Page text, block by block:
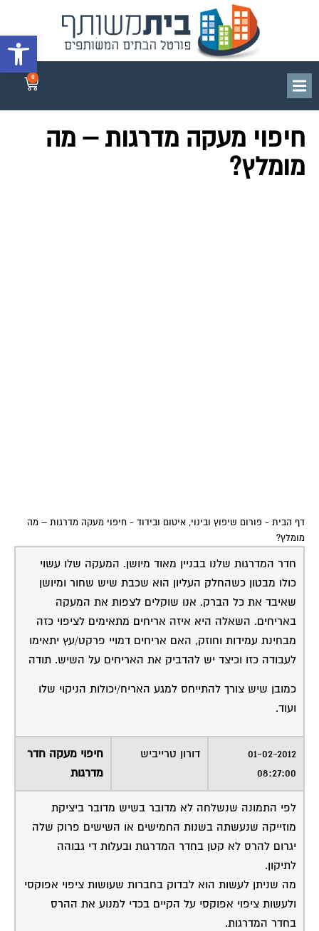
פתח
0
חיפוי מעקה מדרגות – מה
מומלץ?
דף הבית - פורום שיפוץ ובינוי, איטום ובידוד - חיפוי מעקה מדרגות – מה
מומלץ?
חדר המדרגות שלנו בבניין מאוד מיושן. המעקה שלו עשוי
כולו מבטון כשהחלק העליון הוא שכבת שיש שחור ומיושן
שאיבד את כל הברק. אנו שוקלים לצפות את המעקה
באריחים. השאלה היא איזה אריחים מתאימים לציפוי כזה
מבחינת עמידות וחוזק, האם אריחים דמויי פרקט/עץ יתאימו
לעבודה כזו וכיצד יש להדביק את האריחים על השיש. תודה
כמובן שיש צורך להתייחס למגע האריח/יכולות הניקוי שלו
ועוד.
01-02-2012
08:27:00
דורון טרייביש
חיפוי מעקה חדר
מדרגות
לפי התמונה שנשלחה לא מדובר בשיש מדובר ביציקת
מוזייקה שנעשתה בשנות החמישים או השישים פרוק שלה
יגרום להרס לא קטן בחדר המדרגות ובעלות די גבוהה
לתיקון.
מה שניתן לעשות הוא לבדוק בחברות שעושות ציפוי אפוקסי
ולעשות ציפוי אפוקסי על הקיים בכדי למנוע את ההרס
בחדר המדרגות.